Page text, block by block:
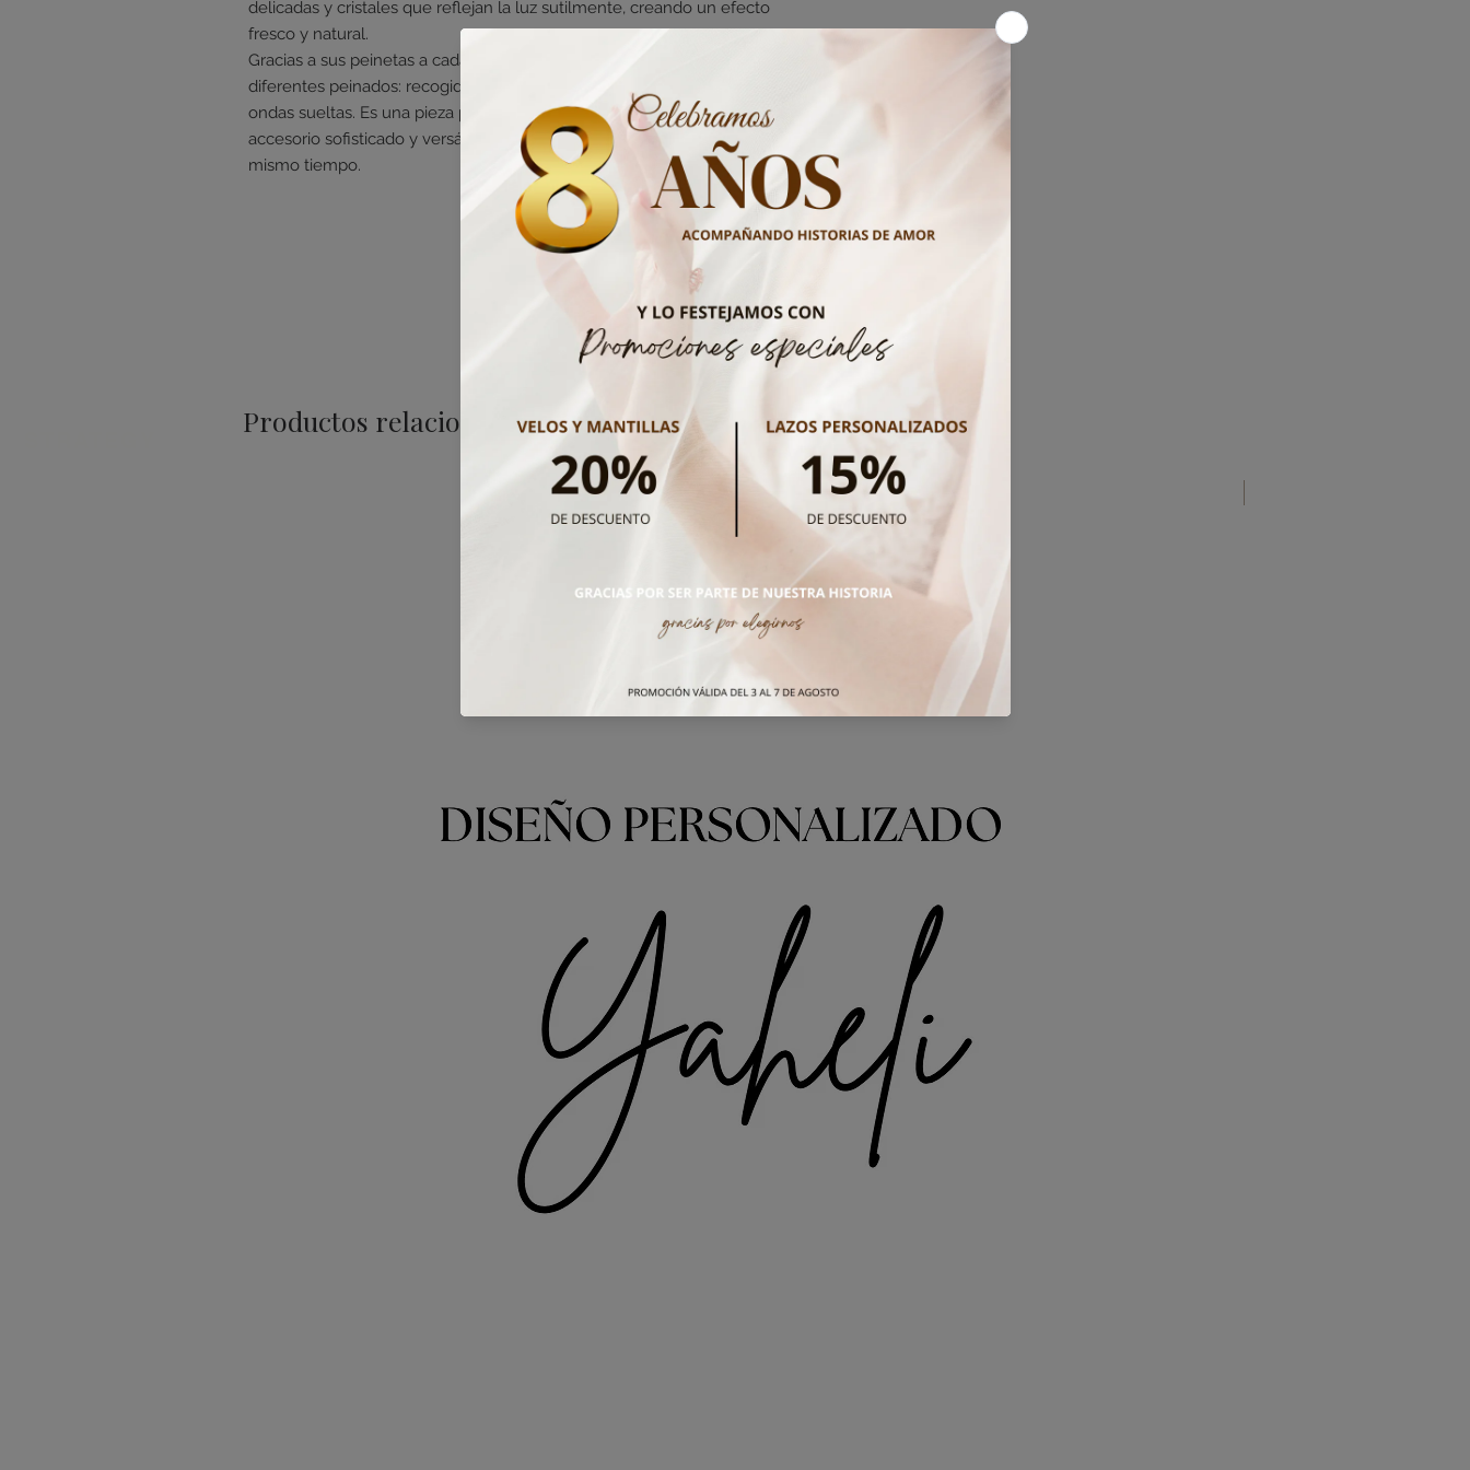
delicadas y cristales que reflejan la luz sutilmente, creando un efecto
fresco y natural.
Gracias a sus peinetas a cada lado, se fija con facilidad y se adapta a
diferentes peinados: recogidos bajos, semirrecogidos o incluso con
ondas sueltas. Es una pieza perfecta para novias que buscan un
accesorio sofisticado y versátil, con un aire romántico y moderno al
mismo tiempo.
cambio del producto siempre y cuando este se
reporte via email (dicardibridal@gmail.com) dentro de
Envío nacional 2 a 5 días habiles.
No hay reseñas todavía
Comparte tu opinión. Deja la primera reseña.
Dejar una reseña
Productos relacionados